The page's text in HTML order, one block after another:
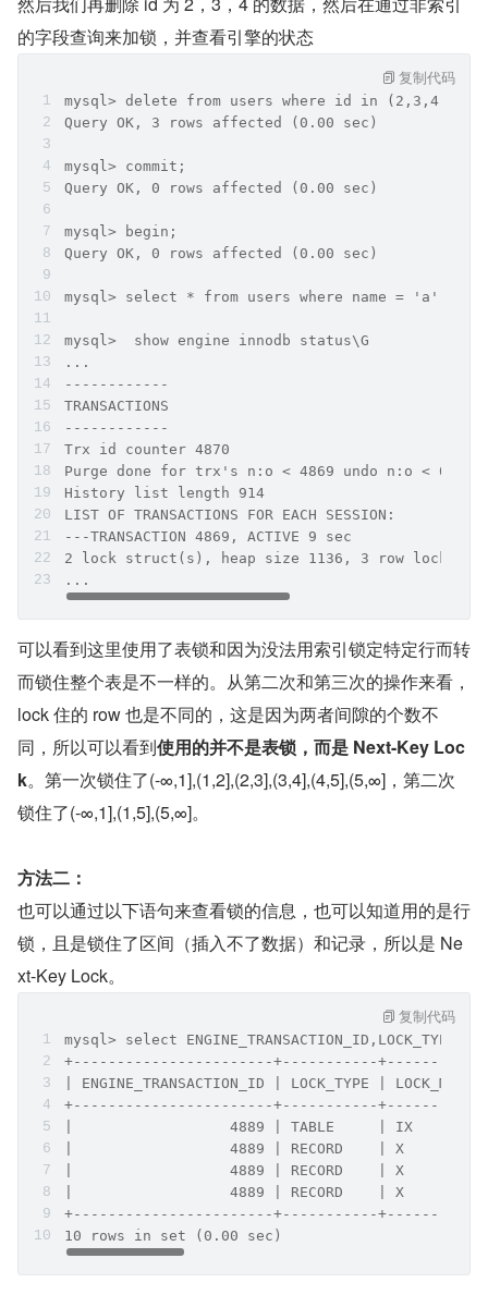
的字段查询来加锁，并查看引擎的状态
mysql> delete from users where id in (2,3,4);
Query OK, 3 rows affected (0.00 sec)
mysql> commit;
Query OK, 0 rows affected (0.00 sec)
mysql> begin;
Query OK, 0 rows affected (0.00 sec)
mysql> select * from users where name = 'a' for
mysql>  show engine innodb status\G
...
------------
TRANSACTIONS
------------
Trx id counter 4870
Purge done for trx's n:o < 4869 undo n:o < 0
History list length 914
LIST OF TRANSACTIONS FOR EACH SESSION:
---TRANSACTION 4869, ACTIVE 9 sec
2 lock struct(s), heap size 1136, 3 row lock(s)
...
复制代码
可以看到这里使用了表锁和因为没法用索引锁定特定行而转
而锁住整个表是不一样的。从第二次和第三次的操作来看，
lock 住的 row 也是不同的，这是因为两者间隙的个数不
同，所以可以看到使用的并不是表锁，而是 Next-Key Loc
k。第一次锁住了(-∞,1],(1,2],(2,3],(3,4],(4,5],(5,∞]，第二次
锁住了(-∞,1],(1,5],(5,∞]。
方法二：
也可以通过以下语句来查看锁的信息，也可以知道用的是行
锁，且是锁住了区间（插入不了数据）和记录，所以是 Ne
xt-Key Lock。
mysql> select
+-----------------------+-----------+-----------
| ENGINE_TRANSACTION_ID | LOCK_TYPE | LOCK_MODE
+-----------------------+-----------+-----------
|                  4889 | TABLE     | IX
|                  4889 | RECORD    | X
|                  4889 | RECORD    | X
|                  4889 | RECORD    | X
+-----------------------+-----------+-----------
10 rows in set (0.00 sec)
复制代码